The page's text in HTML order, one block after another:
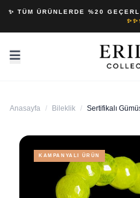
✨ TÜM ÜRÜNLERDE %20
Anasayfa / Bileklik / Sertifikalı
KAMPANYALI ÜRÜN